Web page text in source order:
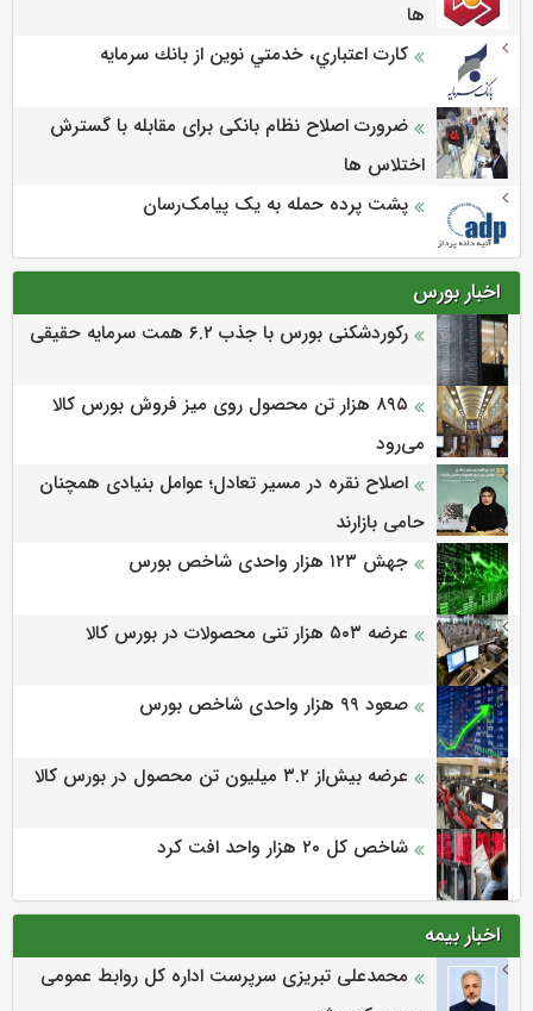
ها
كارت اعتباري، خدمتي نوين از بانك سرمايه
ضرورت اصلاح نظام بانکی برای مقابله با گسترش
اختلاس ها
پشت پرده حمله به یک پیامک‌رسان
اخبار بورس
رکوردشکنی بورس با جذب ۶.۲ همت سرمایه حقیقی
۸۹۵ هزار تن محصول روی میز فروش بورس کالا
می‌‌رود
اصلاح نقره در مسیر تعادل؛ عوامل بنیادی همچنان
حامی بازارند
جهش ۱۲۳ هزار واحدی شاخص بورس
عرضه ۵۰۳ هزار تنی محصولات در بورس کالا
صعود ۹۹ هزار واحدی شاخص بورس
عرضه بیش‌از ۳.۲ میلیون تن محصول در بورس کالا
شاخص کل ۲۰ هزار واحد افت کرد
اخبار بیمه
محمدعلی تبریزی سرپرست اداره كل روابط عمومی